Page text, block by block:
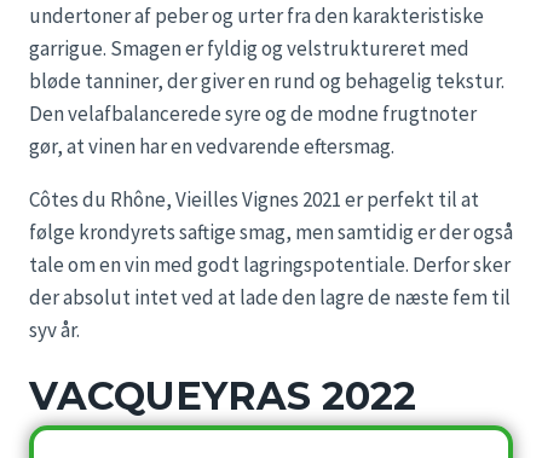
undertoner af peber og urter fra den karakteristiske
garrigue. Smagen er fyldig og velstruktureret med
bløde tanniner, der giver en rund og behagelig tekstur.
Den velafbalancerede syre og de modne frugtnoter
gør, at vinen har en vedvarende eftersmag.
Côtes du Rhône, Vieilles Vignes 2021 er perfekt til at
følge krondyrets saftige smag, men samtidig er der også
tale om en vin med godt lagringspotentiale. Derfor sker
der absolut intet ved at lade den lagre de næste fem til
syv år.
VACQUEYRAS 2022